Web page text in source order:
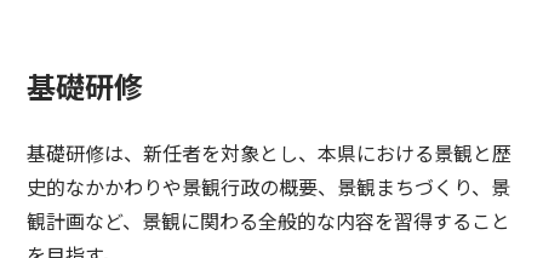
基礎研修
基礎研修は、新任者を対象とし、本県における景観と歴
史的なかかわりや景観行政の概要、景観まちづくり、景
観計画など、景観に関わる全般的な内容を習得すること